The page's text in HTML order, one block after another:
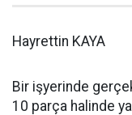
Hayrettin KAYA
Bir işyerinde
10 parça halinde